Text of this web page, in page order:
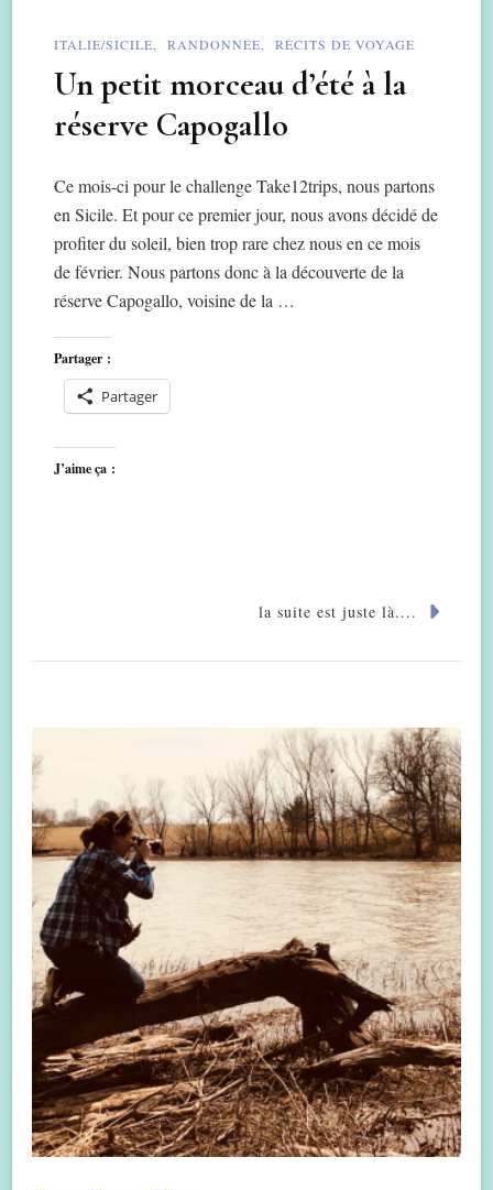
ITALIE/SICILE RANDONNÉE RÉCITS DE VOYAGE
Un petit morceau d’été à la
réserve Capogallo
Ce mois-ci pour le challenge Take12trips, nous partons
en Sicile. Et pour ce premier jour, nous avons décidé de
profiter du soleil, bien trop rare chez nous en ce mois
de février. Nous partons donc à la découverte de la
réserve Capogallo, voisine de la …
Partager :
Partager
J’aime ça :
la suite est juste là....